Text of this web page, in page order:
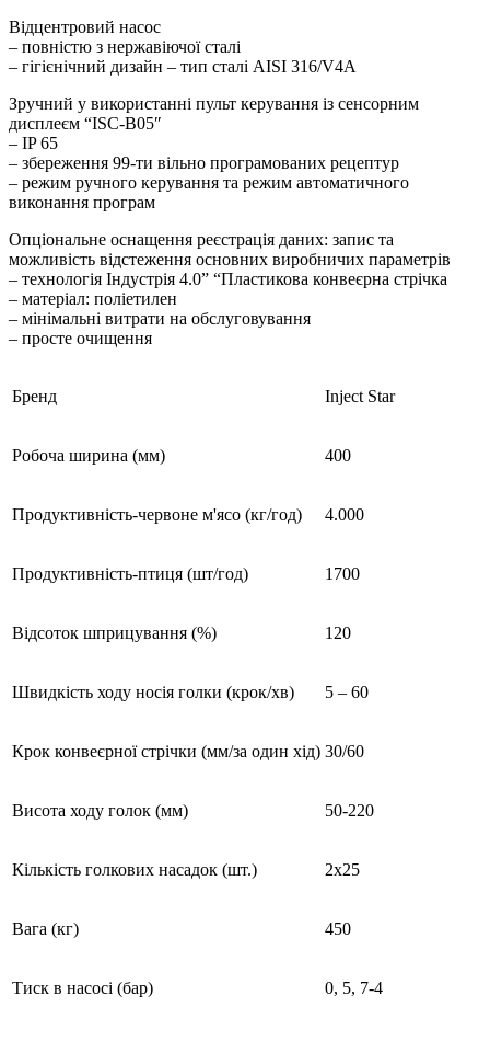
Відцентровий насос
– повністю з нержавіючої сталі
– гігієнічний дизайн – тип сталі AISI 316/V4A
Зручний у використанні пульт керування із сенсорним
дисплеєм “ISC-B05″
– IP 65
– збереження 99-ти вільно програмованих рецептур
– режим ручного керування та режим автоматичного
виконання програм
Опціональне оснащення реєстрація даних: запис та
можливість відстеження основних виробничих параметрів
– технологія Індустрія 4.0” “Пластикова конвеєрна стрічка
– матеріал: поліетилен
– мінімальні витрати на обслуговування
– просте очищення
Бренд Inject Star
Робоча ширина (мм) 400
Продуктивність-червоне м'ясо (кг/год) 4.000
Продуктивність-птиця (шт/год) 1700
Відсоток шприцування (%) 120
Швидкість ходу носія голки (крок/хв) 5 – 60
Крок конвеєрної стрічки (мм/за один хід) 30/60
Висота ходу голок (мм) 50-220
Кількість голкових насадок (шт.) 2х25
Вага (кг) 450
Тиск в насосі (бар) 0, 5, 7-4